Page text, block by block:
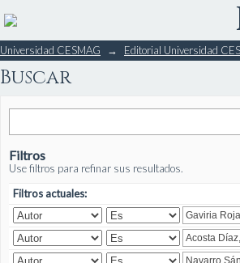
Buscar
Universidad CESMAG → Editorial Universidad
Buscar
Filtros
Use filtros para refinar sus resultados.
Filtros actuales: